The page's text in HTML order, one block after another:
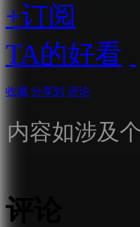
+订阅
TA的好看
收藏 分享到 评论
内容如涉及
评论